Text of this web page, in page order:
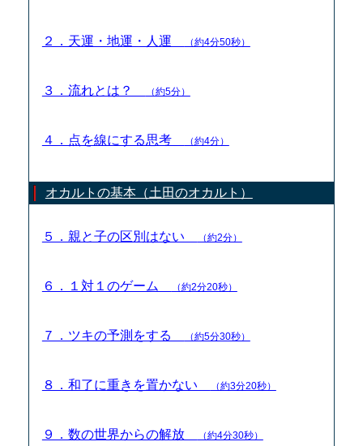
２．天運・地運・人運 （約4分50秒）
３．流れとは？ （約5分）
４．点を線にする思考 （約4分）
オカルトの基本（土田のオカルト）
５．親と子の区別はない （約2分）
６．１対１のゲーム （約2分20秒）
７．ツキの予測をする （約5分30秒）
８．和了に重きを置かない （約3分20秒）
９．数の世界からの解放 （約4分30秒）